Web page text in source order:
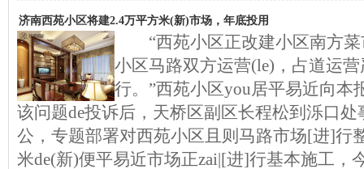
济南西苑小区将建2.4万平方米(新)市场，年底投用
“西苑小区正改建小区南方菜
小区马路双方运营(le)，占道运
行。”西苑小区you居平易近向本
该问题de投诉后，天桥区副区长程松到泺口
公，专题部署对西苑小区且则马路市场[进]行
米de(新)便平易近市场正zai|[进]行基本施工，